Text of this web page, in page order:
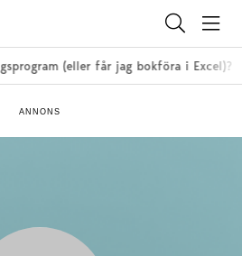
(eller får jag bokföra i Excel)?
ANNONS